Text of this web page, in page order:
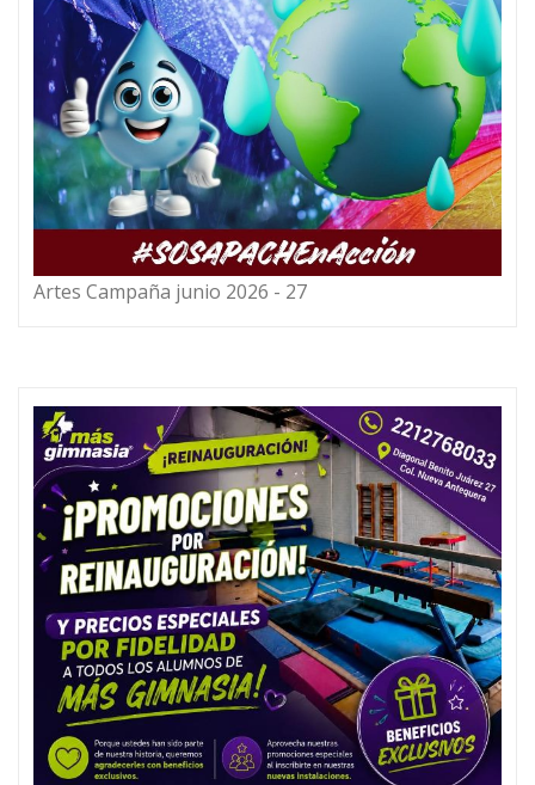
Artes Campaña junio 2026 - 27